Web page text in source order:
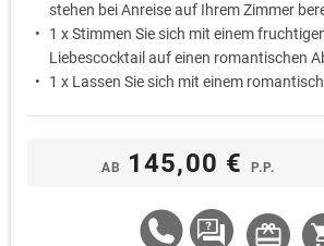
stehen bei Anreise auf Ihrem Zimmer
1 x Stimmen Sie sich mit einem
Liebescocktail auf einen romantischen
1 x Lassen Sie sich mit einem
Frühstück wird Ihnen auf Wunsch als
Zimmer gebracht
AB 145,00 € P.P.